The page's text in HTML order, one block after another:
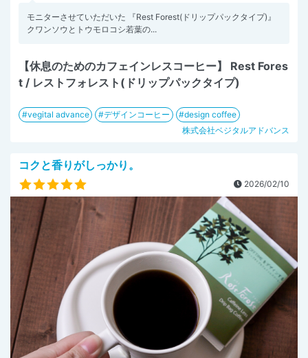
モニターさせていただいた 『Rest Forest(ドリップパックタイプ)』
クワンソウとトウモロコシ若葉の...
【休息のためのカフェインレスコーヒー】 Rest Fores
t / レストフォレスト(ドリップパックタイプ)
vegital advance デザインコーヒー
design coffee
株式会社ベジタルアドバンス
コクと香りがしっかり。
2026/02/10